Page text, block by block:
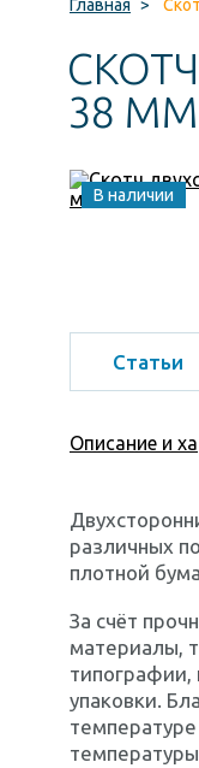
Главная >
38
В наличии
Статьи
Описание и
различных
плотной
За счёт
материалы,
типографии,
упаковки.